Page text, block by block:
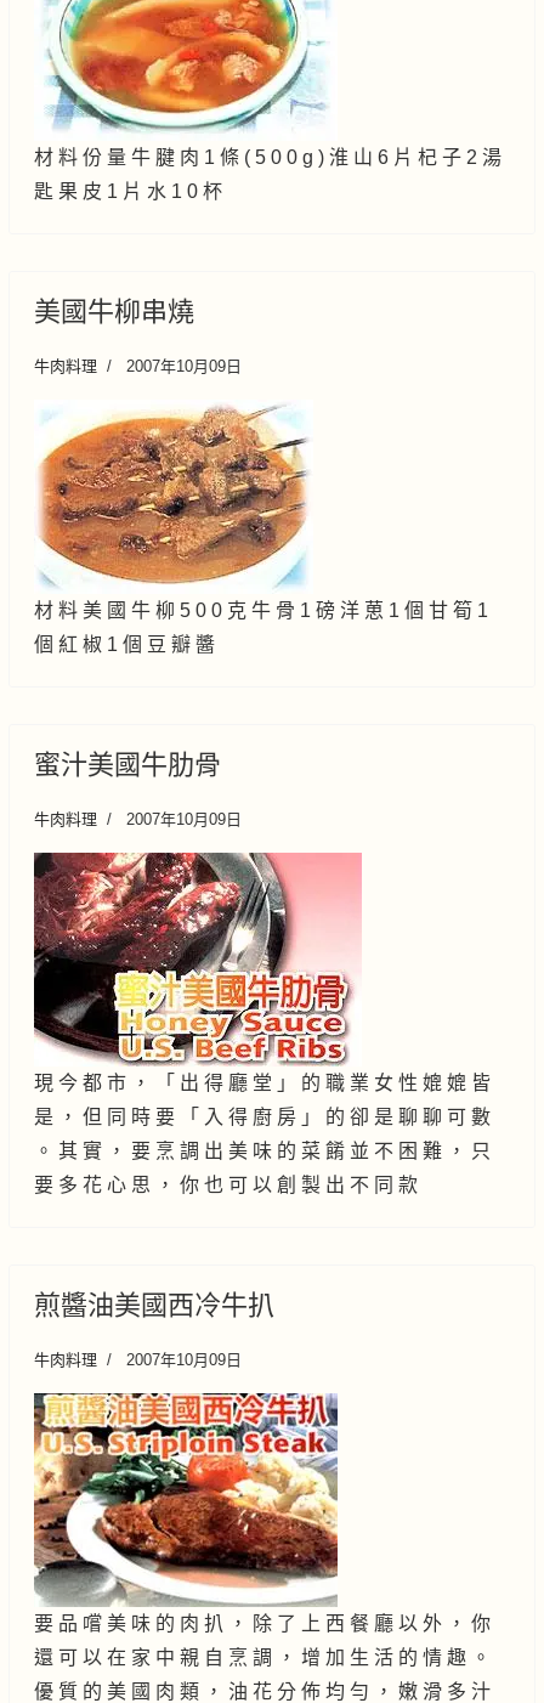
材 料 份 量 牛 腱 肉 1 條 ( 5 0 0 g ) 淮 山 6 片 杞 子 2 湯
匙 果 皮 1 片 水 1 0 杯
美國牛柳串燒
牛肉料理 2007年10月09日
材 料 美 國 牛 柳 5 0 0 克 牛 骨 1 磅 洋 葸 1 個 甘 筍 1
個 紅 椒 1 個 豆 瓣 醬
蜜汁美國牛肋骨
牛肉料理 2007年10月09日
現 今 都 市 ， 「 出 得 廳 堂 」 的 職 業 女 性 媲 媲 皆
是 ， 但 同 時 要 「 入 得 廚 房 」 的 卻 是 聊 聊 可 數
。 其 實 ， 要 烹 調 出 美 味 的 菜 餚 並 不 困 難 ， 只
要 多 花 心 思 ， 你 也 可 以 創 製 出 不 同 款
煎醬油美國西冷牛扒
牛肉料理 2007年10月09日
要 品 嚐 美 味 的 肉 扒 ， 除 了 上 西 餐 廳 以 外 ， 你
還 可 以 在 家 中 親 自 烹 調 ， 增 加 生 活 的 情 趣 。
優 質 的 美 國 肉 類 ， 油 花 分 佈 均 勻 ， 嫩 滑 多 汁